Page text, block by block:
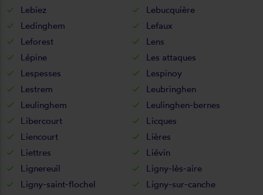
Lebiez
Lebucquière
Ledinghem
Lefaux
Leforest
Lens
Lépine
Les attaques
Lespesses
Lespinoy
Lestrem
Leubringhen
Leulinghem
Leulinghen-bernes
Libercourt
Licques
Liencourt
Lières
Liettres
Liévin
Lignereuil
Ligny-lès-aire
Ligny-saint-flochel
Ligny-sur-canche